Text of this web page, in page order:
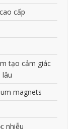
cấp
tạo cảm giác
lâu
magnets
nhiễu